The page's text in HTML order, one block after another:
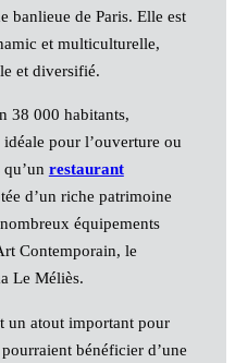
banlieue de Paris. Elle est
et multiculturelle,
et diversifié.
38 000 habitants,
pour l’ouverture ou
restaurant
d’un riche patrimoine
équipements
Contemporain, le
Le Méliès.
un atout important pour
bénéficier d’une